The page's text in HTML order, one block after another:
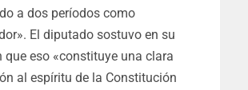
a dos períodos como
El diputado sostuvo en su
que eso «constituye una clara
al espíritu de la Constitución